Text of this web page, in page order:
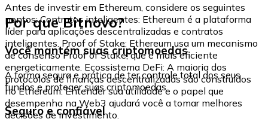
Antes de investir em Ethereum, considere os seguintes
pontos: Contratos inteligentes: Ethereum é a plataforma
líder para aplicações descentralizadas e contratos
inteligentes. Proof of Stake: Ethereum usa um mecanismo
de consenso Proof of Stake, que é mais eficiente
energeticamente. Ecossistema DeFi: A maioria dos
protocolos de finanças descentralizadas são construídos
no Ethereum. Entender sua utilidade e o papel que
desempenha na Web3 ajudará você a tomar melhores
decisões de investimento.
Por que Bitnovo?
Você mantém suas criptomoedas
A forma segura e prática de ter controle total dos seus
fundos e proteger suas criptomoedas.
Seguro e confiável